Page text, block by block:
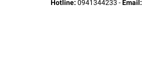
Hotline: 0941344233 -Email: